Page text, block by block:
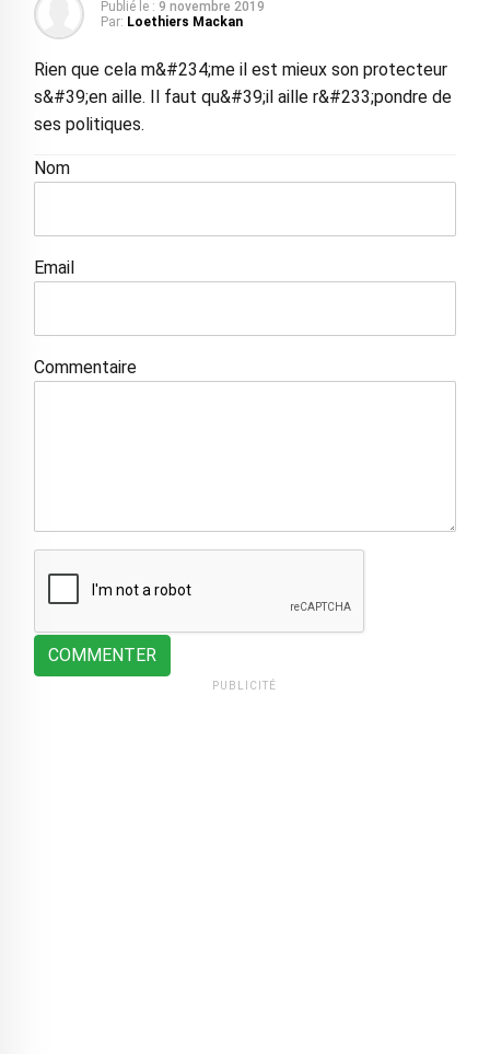
Publié le : 9 novembre 2019
Par: Loethiers Mackan
Rien que cela m&#234;me il est mieux son protecteur
s&#39;en aille. Il faut qu&#39;il aille r&#233;pondre de
ses politiques.
Nom
Email
Commentaire
COMMENTER
PUBLICITÉ